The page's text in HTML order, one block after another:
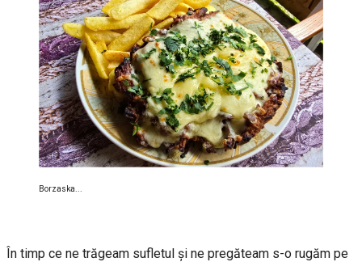
Borzaska...
În timp ce ne trăgeam sufletul și ne pregăteam s-o rugăm pe